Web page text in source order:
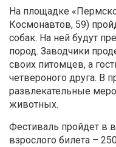
На площадке
Космонавтов, 59)
собак. На ней будут
пород. Заводчики
своих питомцев, а
четвероного друга. В
развлекательные
животных.
Фестиваль пройдет в
взрослого билета –